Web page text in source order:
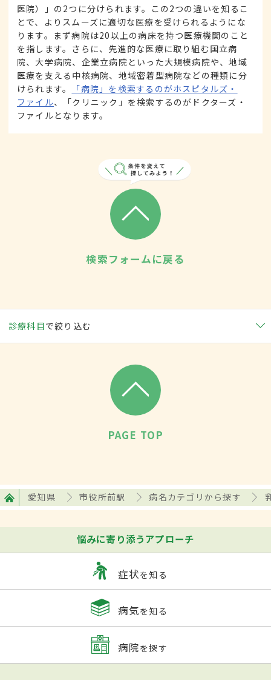
医院）」の2つに分けられます。この2つの違いを知るこ
とで、よりスムーズに適切な医療を受けられるようにな
ります。まず病院は20以上の病床を持つ医療機関のこと
を指します。さらに、先進的な医療に取り組む国立病
院、大学病院、企業立病院といった大規模病院や、地域
医療を支える中核病院、地域密着型病院などの種類に分
けられます。
「病院」を検索するのがホスピタルズ・
ファイル、「クリニック」を検索するのがドクターズ・
ファイルとなります。
検索フォームに戻る
診療科目で絞り込む
PAGE TOP
愛知県 市役所前駅 病名カテゴリから探す
悩みに寄り添うアプローチ
症状を知る
病気を知る
病院を探す